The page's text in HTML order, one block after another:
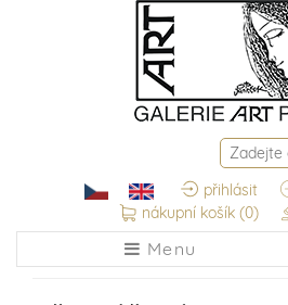
přihlásit
nákupní košík (0)
Menu